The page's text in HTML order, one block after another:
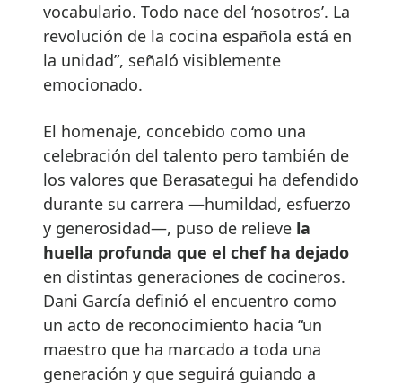
vocabulario. Todo nace del ‘nosotros’. La
revolución de la cocina española está en
la unidad”, señaló visiblemente
emocionado.
El homenaje, concebido como una
celebración del talento pero también de
los valores que Berasategui ha defendido
durante su carrera —humildad, esfuerzo
y generosidad—, puso de relieve la
huella profunda que el chef ha dejado
en distintas generaciones de cocineros.
Dani García definió el encuentro como
un acto de reconocimiento hacia “un
maestro que ha marcado a toda una
generación y que seguirá guiando a